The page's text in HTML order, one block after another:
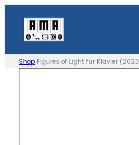
Inhalt
springen
Shop Figures of Light für Klavier